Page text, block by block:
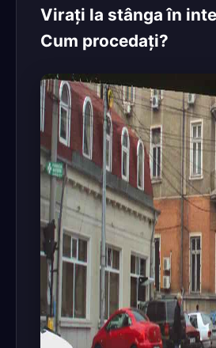
Viraţi la stânga în
Cum procedaţi?